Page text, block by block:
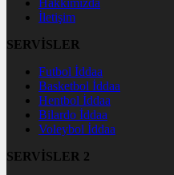
Hakkımızda
İletişim
SERVİSLER
Futbol İddaa
Basketbol İddaa
Hentbol İddaa
Bilardo İddaa
Voleybol İddaa
SERVİSLER 2